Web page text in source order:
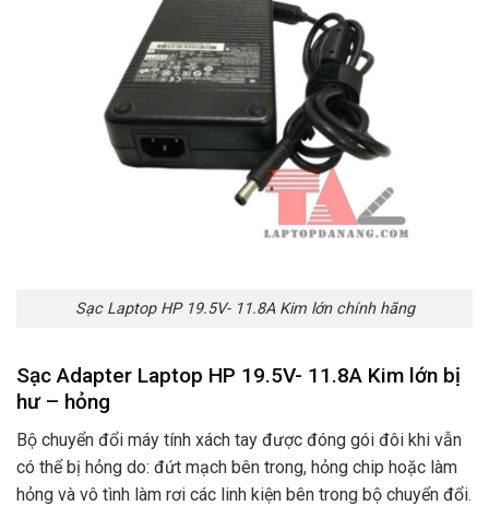
Sạc Laptop HP 19.5V- 11.8A Kim lớn chính hãng
Sạc Adapter Laptop HP 19.5V- 11.8A Kim lớn bị
hư – hỏng
Bộ chuyển đổi máy tính xách tay được đóng gói đôi khi vẫn
có thể bị hỏng do: đứt mạch bên trong, hỏng chip hoặc làm
hỏng và vô tình làm rơi các linh kiện bên trong bộ chuyển đổi.